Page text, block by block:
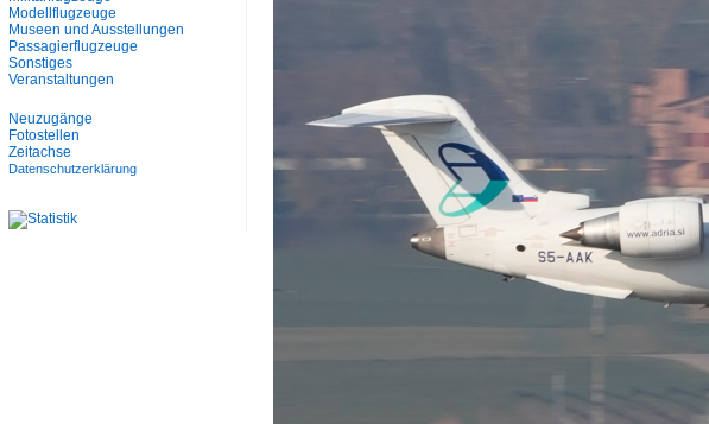
Modellflugzeuge
Museen und Ausstellungen
Passagierflugzeuge
Sonstiges
Veranstaltungen
Neuzugänge
Fotostellen
Zeitachse
Datenschutzerklärung